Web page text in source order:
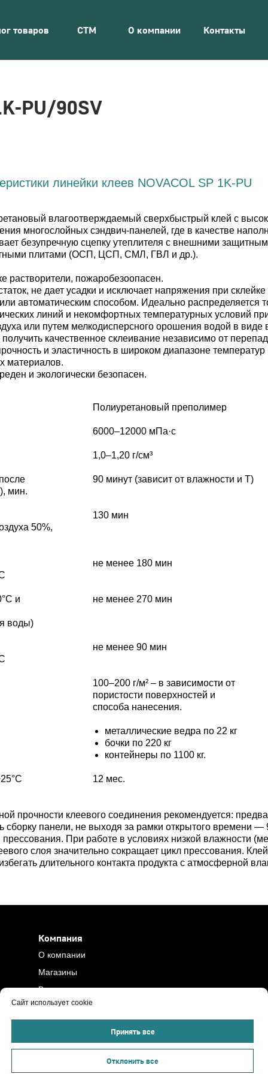
товаров СТМ О компании Контакты
PU/90SV
линейки клеев NOVACOL SP 1K-PU
влагоотверждаемый сверхбыстрый клей с
многослойных сэндвич-панелей, где в качестве
безупречную сцепку утеплителя с внешними
плитами (ОСП, ЦСП, СМЛ, ГВЛ и др.).
растворители, пожаробезоопасен.
не дает усадки и исключает напряжения при склейке
автоматическим способом. Идеально распределяется
линий и некомфортных температурных условий
или путем мелкодисперсного орошения водой в
качественное склеивание независимо от
и эластичность в широком диапазоне
материалов.
и экологически безопасен.
мин.
50%,
и
воды)
Полиуретановый преполимер
6000–12000 мПа·с
1,0–1,20 г/см³
90 минут (зависит от влажности и Т)
130 мин
не менее 180 мин
не менее 270 мин
не менее 90 мин
100–200 г/м² – в зависимости от
пористости поверхностей и
способа нанесения.
металлические ведра по 22 кг
бочки по 220 кг
контейнеры по 1100 кг.
12 мес.
прочности клеевого соединения рекомендуется:
сборку панели, не выходя за рамки открытого времени
При работе в условиях низкой влажности
слоя значительно сокращает цикл прессования.
длительного контакта продукта с атмосферной
Сайт использует cookie
Принять все
Отклонить все
Компания
О компании
Магазины
Вакансии
Контакты
конфиденциальности
Доставка и оплата